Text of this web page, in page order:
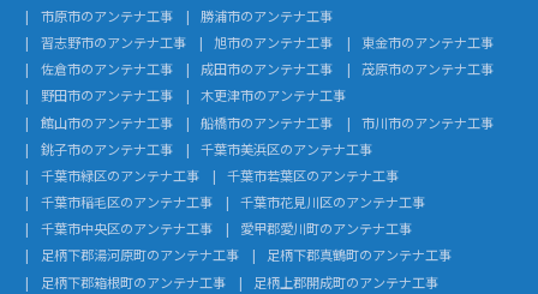
市原市のアンテナ工事
勝浦市のアンテナ工事
習志野市のアンテナ工事
旭市のアンテナ工事
東金市のアンテナ工事
佐倉市のアンテナ工事
成田市のアンテナ工事
茂原市のアンテナ工事
野田市のアンテナ工事
木更津市のアンテナ工事
館山市のアンテナ工事
船橋市のアンテナ工事
市川市のアンテナ工事
銚子市のアンテナ工事
千葉市美浜区のアンテナ工事
千葉市緑区のアンテナ工事
千葉市若葉区のアンテナ工事
千葉市稲毛区のアンテナ工事
千葉市花見川区のアンテナ工事
千葉市中央区のアンテナ工事
愛甲郡愛川町のアンテナ工事
足柄下郡湯河原町のアンテナ工事
足柄下郡真鶴町のアンテナ工事
足柄下郡箱根町のアンテナ工事
足柄上郡開成町のアンテナ工事